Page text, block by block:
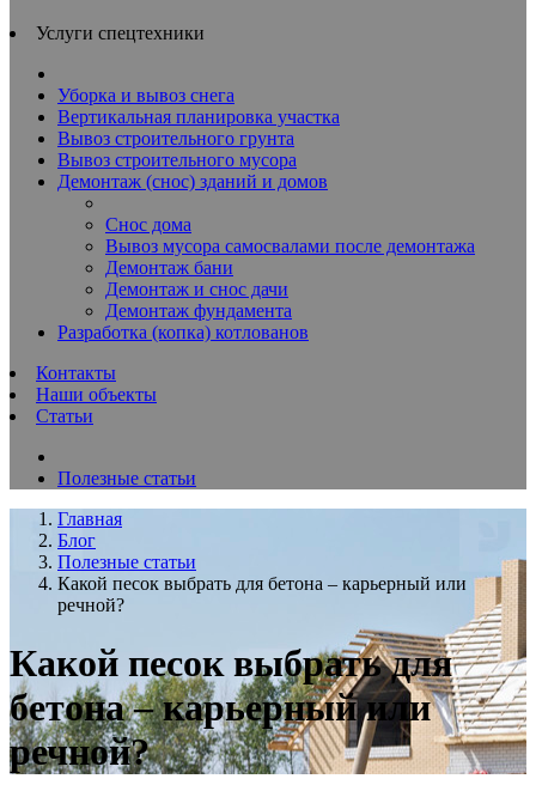
Услуги спецтехники
Уборка и вывоз снега
Вертикальная планировка участка
Вывоз строительного грунта
Вывоз строительного мусора
Демонтаж (снос) зданий и домов
Снос дома
Вывоз мусора самосвалами после демонтажа
Демонтаж бани
Демонтаж и снос дачи
Демонтаж фундамента
Разработка (копка) котлованов
Контакты
Наши объекты
Статьи
Полезные статьи
Главная
Блог
Полезные статьи
Какой песок выбрать для бетона – карьерный или
речной?
Какой песок выбрать для
бетона – карьерный или
речной?